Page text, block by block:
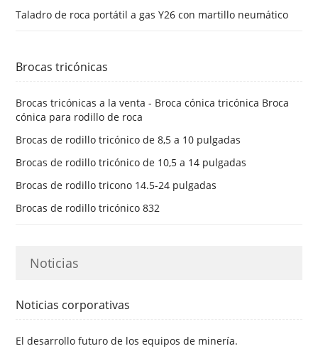
Taladro de roca portátil a gas Y26 con martillo neumático
Brocas tricónicas
Brocas tricónicas a la venta - Broca cónica tricónica Broca
cónica para rodillo de roca
Brocas de rodillo tricónico de 8,5 a 10 pulgadas
Brocas de rodillo tricónico de 10,5 a 14 pulgadas
Brocas de rodillo tricono 14.5-24 pulgadas
Brocas de rodillo tricónico 832
Noticias
Noticias corporativas
El desarrollo futuro de los equipos de minería.